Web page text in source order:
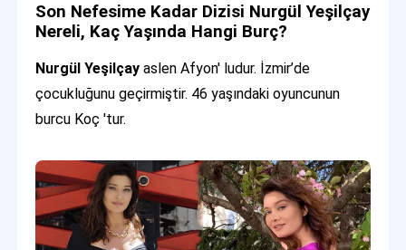
Son Nefesime Kadar Dizisi Nurgül Yeşilçay
Nereli, Kaç Yaşında Hangi Burç?
Nurgül Yeşilçay aslen Afyon' ludur. İzmir’de
çocukluğunu geçirmiştir. 46 yaşındaki oyuncunun
burcu Koç 'tur.